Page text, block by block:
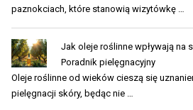
paznokciach, które stanowią wizytówkę …
Jak oleje roślinne wpływają na
Poradnik pielęgnacyjny
Oleje roślinne od wieków cieszą się
pielęgnacji skóry, będąc nie …